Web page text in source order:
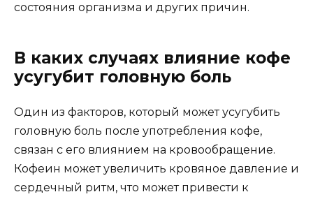
состояния организма и других причин.
В каких случаях влияние кофе
усугубит головную боль
Один из факторов, который может усугубить
головную боль после употребления кофе,
связан с его влиянием на кровообращение.
Кофеин может увеличить кровяное давление и
сердечный ритм, что может привести к